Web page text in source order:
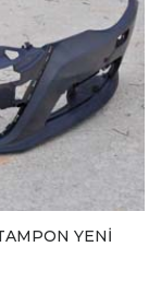
YENİ